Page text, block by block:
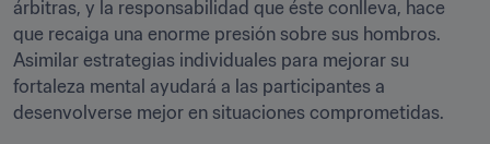
árbitras, y la responsabilidad que éste conlleva, hace
que recaiga una enorme presión sobre sus hombros.
Asimilar estrategias individuales para mejorar su
fortaleza mental ayudará a las participantes a
desenvolverse mejor en situaciones comprometidas.